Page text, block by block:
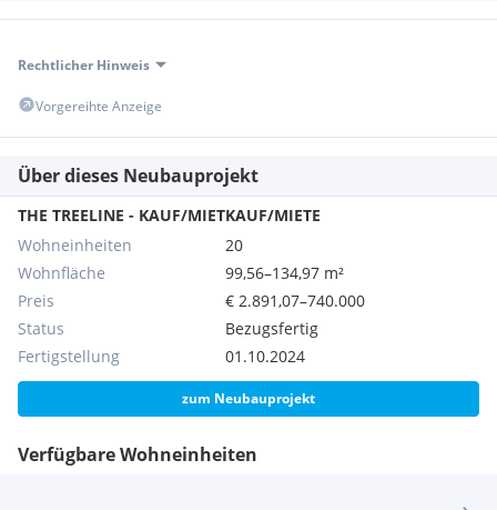
2 Stellplätze direkt vor dem Haus
Preis pro Stellplatz: EUR 15.000
Die Häuser entstehen auf Baurechtsgrundstücken - eine
attraktive Form des Eigentumserwerbs, die langfristige
Sicherheit mit einer besonders effizienten Kapitalstruktur
verbindet.
Die Finanzierung kann auf Wunsch über jene Bank erfolgen,
die das Projekt selbst finanziert.
Erfahren Sie mehr über dieses exklusive Wohnbauprojekt
Rechtlicher Hinweis
Vorgereihte Anzeige
Verfügbare Wohneinheiten
Über dieses Neubauprojekt
THE TREELINE - KAUF/MIETKAUF/MIETE
Wohneinheiten
20
Wohnfläche
99,56–134,97 m²
Preis
€ 2.891,07–740.000
Status
Bezugsfertig
Fertigstellung
01.10.2024
zum Neubauprojekt